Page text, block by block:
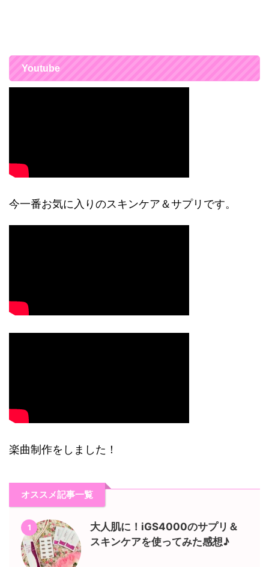
Youtube
今一番お気に入りのスキンケア＆サプリです。
楽曲制作をしました！
オススメ記事一覧
1
大人肌に！iGS4000のサプリ＆
スキンケアを使ってみた感想♪